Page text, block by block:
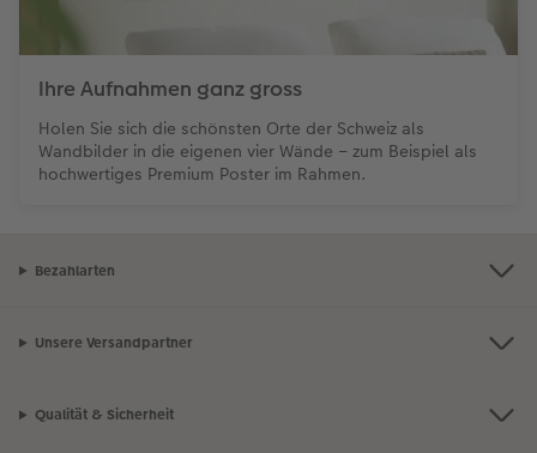
Ihre Aufnahmen ganz gross
Holen Sie sich die schönsten Orte der Schweiz als
Wandbilder in die eigenen vier Wände – zum Beispiel als
hochwertiges Premium Poster im Rahmen.
Bezahlarten
Unsere Versandpartner
Qualität & Sicherheit